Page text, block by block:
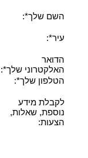
השם שלך*:
עיר*:
הדואר
האלקטרוני שלך*:
הטלפון שלך*:
לקבלת מידע
נוספת, שאלות,
הצעות: